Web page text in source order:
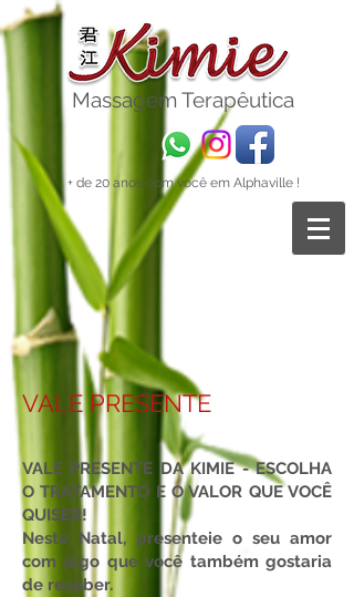
MassagemTerapêutica
+ de 20 anos com você em Alphaville !
VALE PRESENTE
VALE PRESENTE DA KIMIE - ESCOLHA
O TRATAMENTO E O VALOR QUE VOCÊ
QUISER!
Neste Natal, presenteie o seu amor
com algo que você também gostaria
de receber.